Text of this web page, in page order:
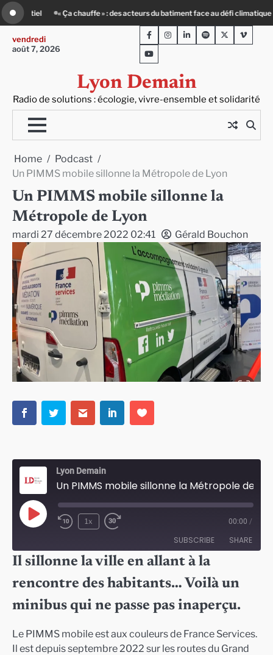
Skip
to
content
batiment face au défi climatique Entourage : un petit-déj contre l’isolement
vendredi
août 7, 2026
Lyon Demain
Radio de solutions : écologie, vivre-ensemble et solidarité
FacebookInstagram
LinkedInSpotifyTwitterViméo
Youtube
Home
Podcast
Un PIMMS mobile sillonne la Métropole de Lyon
Un PIMMS mobile sillonne la
Métropole de Lyon
mardi 27 décembre 2022 02:41 Gérald Bouchon
Lyon Demain
Play
1x 00:00 /
SUBSCRIBE SHARE
RSS FEED
LINK
Il sillonne la ville en allant à la
rencontre des habitants… Voilà un
minibus qui ne passe pas inaperçu.
Le PIMMS mobile est aux couleurs de France Services.
Il est depuis septembre 2022 sur les routes du Grand